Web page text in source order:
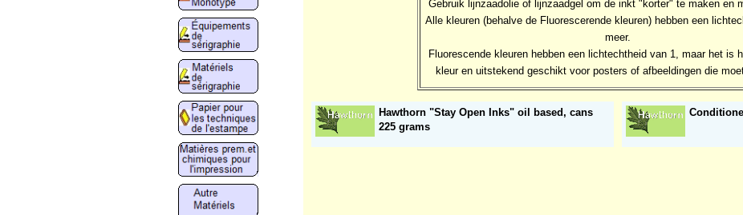
Gebruik lijnzaadolie of lijnzaadgel om de inkt "korter" te maken en
Alle kleuren (behalve de Fluorescerende kleuren) hebben een
meer.
Fluorescende kleuren hebben een lichtechtheid van 1, maar het is
kleur en uitstekend geschikt voor posters of afbeeldingen die
Hawthorn "Stay Open Inks" oil based, cans
225 grams